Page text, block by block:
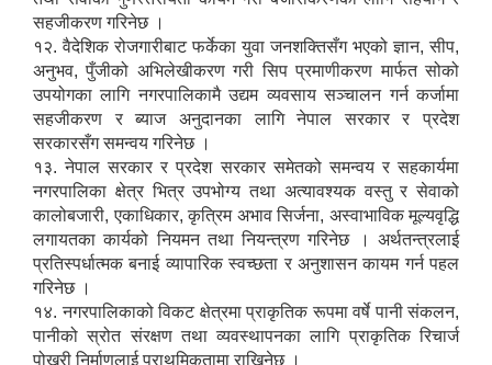
सहजीकरण गरिनेछ ।
१२. वैदेशिक रोजगारीबाट फर्केका युवा जनशक्तिसँग भएको ज्ञान, सीप,
अनुभव, पुँजीको अभिलेखीकरण गरी सिप प्रमाणीकरण मार्फत सोको
उपयोगका लागि नगरपालिकामै उद्यम व्यवसाय सञ्चालन गर्न कर्जामा
सहजीकरण र ब्याज अनुदानका लागि नेपाल सरकार र प्रदेश
सरकारसँग समन्वय गरिनेछ ।
१३. नेपाल सरकार र प्रदेश सरकार समेतको समन्वय र सहकार्यमा
नगरपालिका क्षेत्र भित्र उपभोग्य तथा अत्यावश्यक वस्तु र सेवाको
कालोबजारी, एकाधिकार, कृत्रिम अभाव सिर्जना, अस्वाभाविक मूल्यवृद्धि
लगायतका कार्यको नियमन तथा नियन्त्रण गरिनेछ । अर्थतन्त्रलाई
प्रतिस्पर्धात्मक बनाई व्यापारिक स्वच्छता र अनुशासन कायम गर्न पहल
गरिनेछ ।
१४. नगरपालिकाको विकट क्षेत्रमा प्राकृतिक रूपमा वर्षे पानी संकलन,
पानीको स्रोत संरक्षण तथा व्यवस्थापनका लागि प्राकृतिक रिचार्ज
पोखरी निर्माणलाई प्राथमिकतामा राखिनेछ ।